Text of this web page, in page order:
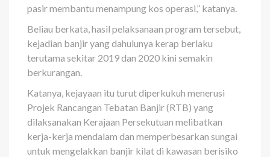
pasir membantu menampung kos operasi,” katanya.
Beliau berkata, hasil pelaksanaan program tersebut,
kejadian banjir yang dahulunya kerap berlaku
terutama sekitar 2019 dan 2020 kini semakin
berkurangan.
Katanya, kejayaan itu turut diperkukuh menerusi
Projek Rancangan Tebatan Banjir (RTB) yang
dilaksanakan Kerajaan Persekutuan melibatkan
kerja-kerja mendalam dan memperbesarkan sungai
untuk mengelakkan banjir kilat di kawasan berisiko